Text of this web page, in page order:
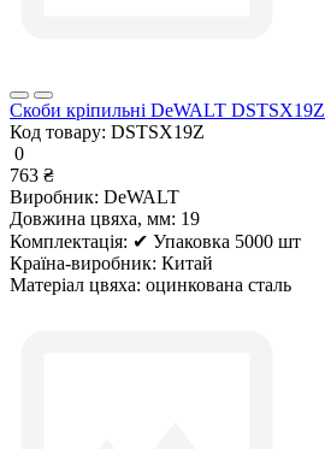
Скоби кріпильні DeWALT DSTSX19Z
Код товару: DSTSX19Z
0
763 ₴
Виробник: DeWALT
Довжина цвяха, мм: 19
Комплектація: ✔ Упаковка 5000 шт
Країна-виробник: Китай
Матеріал цвяха: оцинкована сталь